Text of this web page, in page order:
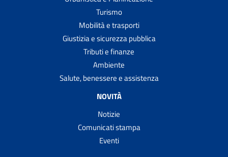
Turismo
Mobilità e trasporti
Giustizia e sicurezza pubblica
Tributi e finanze
Ambiente
Salute, benessere e assistenza
NOVITÀ
Notizie
Comunicati stampa
Eventi